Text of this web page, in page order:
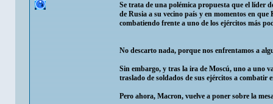
Se trata de una polémica propuesta que el líder
de Rusia a su vecino país y en momentos en
combatiendo frente a uno de los ejércitos más
No descarto nada, porque nos enfrentamos a
Sin embargo, y tras la ira de Moscú, uno a uno
traslado de soldados de sus ejércitos a combatir
Pero ahora, Macron, vuelve a poner sobre la